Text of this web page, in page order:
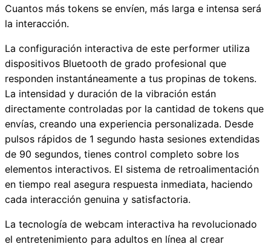
Cuantos más tokens se envíen, más larga e intensa será
la interacción.
La configuración interactiva de este performer utiliza
dispositivos Bluetooth de grado profesional que
responden instantáneamente a tus propinas de tokens.
La intensidad y duración de la vibración están
directamente controladas por la cantidad de tokens que
envías, creando una experiencia personalizada. Desde
pulsos rápidos de 1 segundo hasta sesiones extendidas
de 90 segundos, tienes control completo sobre los
elementos interactivos. El sistema de retroalimentación
en tiempo real asegura respuesta inmediata, haciendo
cada interacción genuina y satisfactoria.
La tecnología de webcam interactiva ha revolucionado
el entretenimiento para adultos en línea al crear